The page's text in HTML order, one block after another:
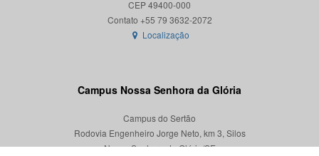
CEP 49400-000
Localização
Campus Nossa Senhora da Glória
Campus do Sertão
Rodovia Engenheiro Jorge Neto, km 3, Silos
Nossa Senhora da Glória/SE